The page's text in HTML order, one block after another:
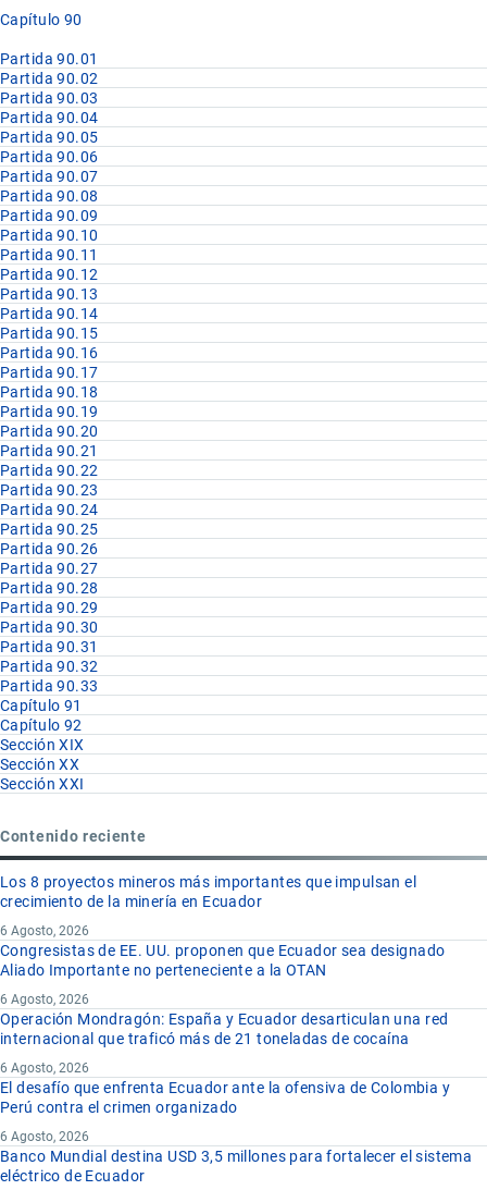
Capítulo 90
Partida 90.01
Partida 90.02
Partida 90.03
Partida 90.04
Partida 90.05
Partida 90.06
Partida 90.07
Partida 90.08
Partida 90.09
Partida 90.10
Partida 90.11
Partida 90.12
Partida 90.13
Partida 90.14
Partida 90.15
Partida 90.16
Partida 90.17
Partida 90.18
Partida 90.19
Partida 90.20
Partida 90.21
Partida 90.22
Partida 90.23
Partida 90.24
Partida 90.25
Partida 90.26
Partida 90.27
Partida 90.28
Partida 90.29
Partida 90.30
Partida 90.31
Partida 90.32
Partida 90.33
Capítulo 91
Capítulo 92
Sección XIX
Sección XX
Sección XXI
Contenido reciente
Los 8 proyectos mineros más importantes que impulsan el
crecimiento de la minería en Ecuador
6 Agosto, 2026
Congresistas de EE. UU. proponen que Ecuador sea designado
Aliado Importante no perteneciente a la OTAN
6 Agosto, 2026
Operación Mondragón: España y Ecuador desarticulan una red
internacional que traficó más de 21 toneladas de cocaína
6 Agosto, 2026
El desafío que enfrenta Ecuador ante la ofensiva de Colombia y
Perú contra el crimen organizado
6 Agosto, 2026
Banco Mundial destina USD 3,5 millones para fortalecer el sistema
eléctrico de Ecuador